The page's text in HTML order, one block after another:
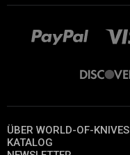
ÜBER WORLD-OF-KNIVES
KATALOG